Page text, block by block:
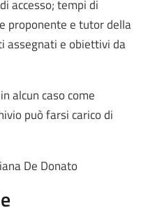
accesso; tempi di
proponente e tutor della
assegnati e obiettivi da
alcun caso come
può farsi carico di
De Donato